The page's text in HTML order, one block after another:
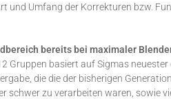
Umfang der Korrekturen bzw.
bereits bei maximaler
Gruppen basiert auf Sigmas
die die der bisherigen
schwer zu verarbeiten waren, sowie